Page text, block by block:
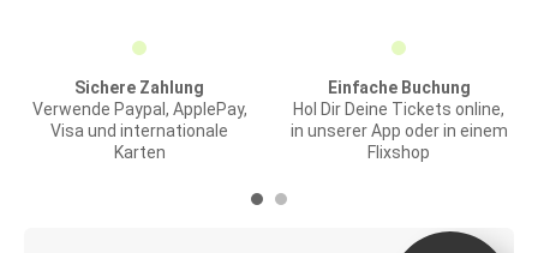
Sichere Zahlung
Verwende Paypal, ApplePay,
Visa und internationale
Karten
Einfache Buchung
Hol Dir Deine Tickets online,
in unserer App oder in einem
Flixshop